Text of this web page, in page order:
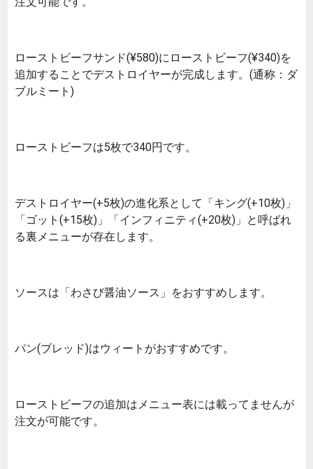
ローストビーフサンド(¥580)にローストビーフ(¥340)を
追加することでデストロイヤーが完成します。(通称：ダ
ブルミート)
ローストビーフは5枚で340円です。
デストロイヤー(+5枚)の進化系として「キング(+10枚)」
「ゴット(+15枚)」「インフィニティ(+20枚)」と呼ばれ
る裏メニューが存在します。
ソースは「わさび醤油ソース」をおすすめします。
パン(ブレッド)はウィートがおすすめです。
ローストビーフの追加はメニュー表には載ってませんが
注文が可能です。